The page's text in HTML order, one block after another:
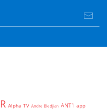
Alpha TV Andre Bledjian ANT1 app